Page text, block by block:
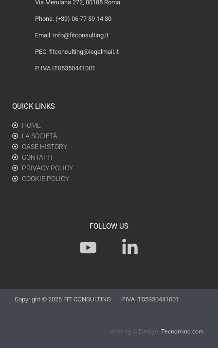
Via Merulana 272, 00185 Roma
Phone. (+39) 06 77 59 14 30
Email: info@fitconsulting.it
PEC: fitconsulting@legalmail.it
P. IVA IT05350441001
QUICK LINKS
HOME
LA SOCIETÀ
CASE HISTORY
CONTATTI
PRIVACY POLICY
COOKIE POLICY
FOLLOW US
Y
o
t
u
L
i
k
e
d
Copyright © 2026 FIT CONSULTING | P.IVA IT05350441001
Hosting & Design: Tecnomind.com